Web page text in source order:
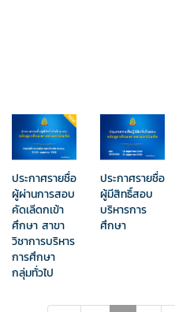
ประกาศรายชื่อ
ผู้ผ่านการสอบ
คัดเลีดกเข้า
ศึกษา สาขา
วิชาการบริหาร
การศึกษา
กลุ่มทั่วไป
ประกาศรายชื่อ
ผู้มีสิทธิ์สอบ
บริหารการ
ศึกษา